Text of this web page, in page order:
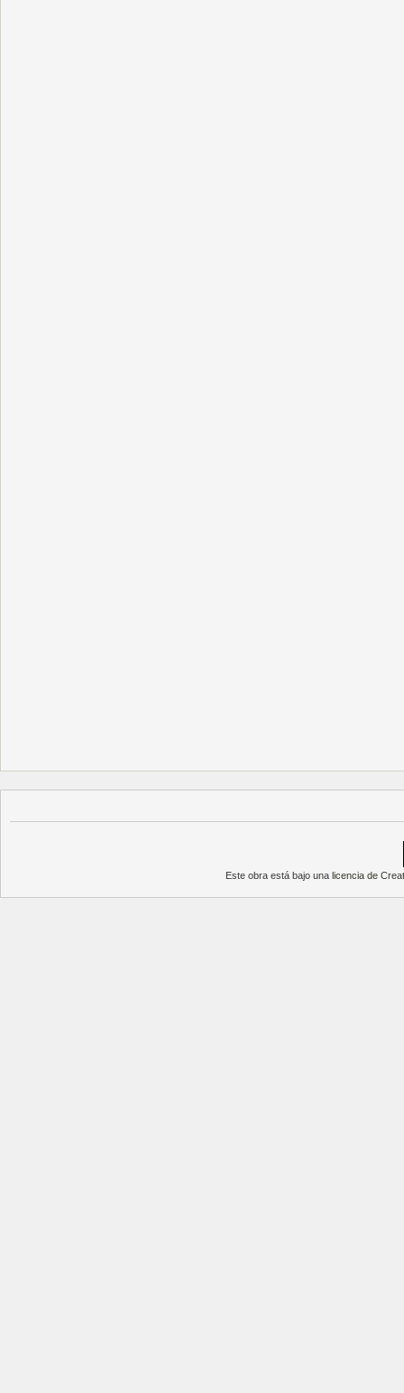
Este obra está bajo una licencia de